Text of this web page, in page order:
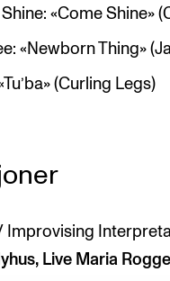
«Come Shine»
«Newborn Thing»
(Curling Legs)
Improvising
Live Maria